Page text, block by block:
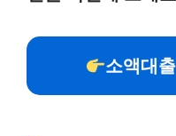
소액대